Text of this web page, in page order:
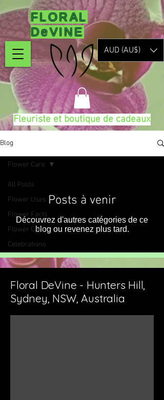
FLORAL
DeVINE
AUD (AU$)
Fleuriste et boutique de cadeaux
Blog
All Posts
Flower Uses
Flower Facts
Flower Care
Celebrations
Flower Care
Posts à venir
Découvrez d'autres catégories de ce
blog ou revenez plus tard.
Floral DeVine - Hunters Hill,
Sydney, NSW, Australia